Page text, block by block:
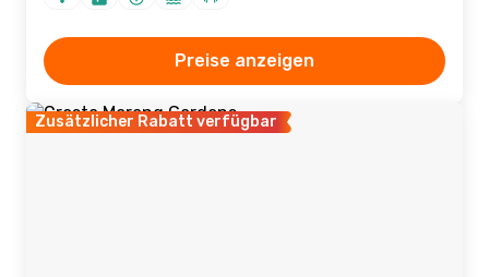
Preise anzeigen
Zusätzlicher Rabatt verfügbar